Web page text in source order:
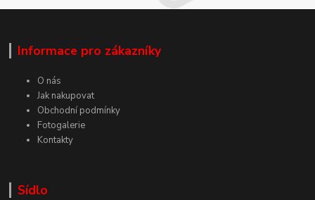
Informace pro zákazníky
O nás
Jak nakupovat
Obchodní podmínky
Fotogalerie
Kontakty
Sídlo